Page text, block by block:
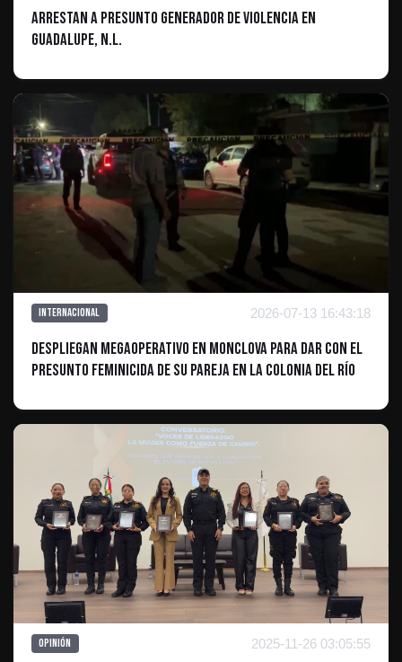
Arrestan a Presunto Generador de Violencia en
Guadalupe, N.L.
Internacional 2026-07-13 16:43:18
Despliegan megaoperativo en Monclova para dar con el
presunto feminicida de su pareja en la colonia Del Río
Opinión 2025-11-26 03:05:55